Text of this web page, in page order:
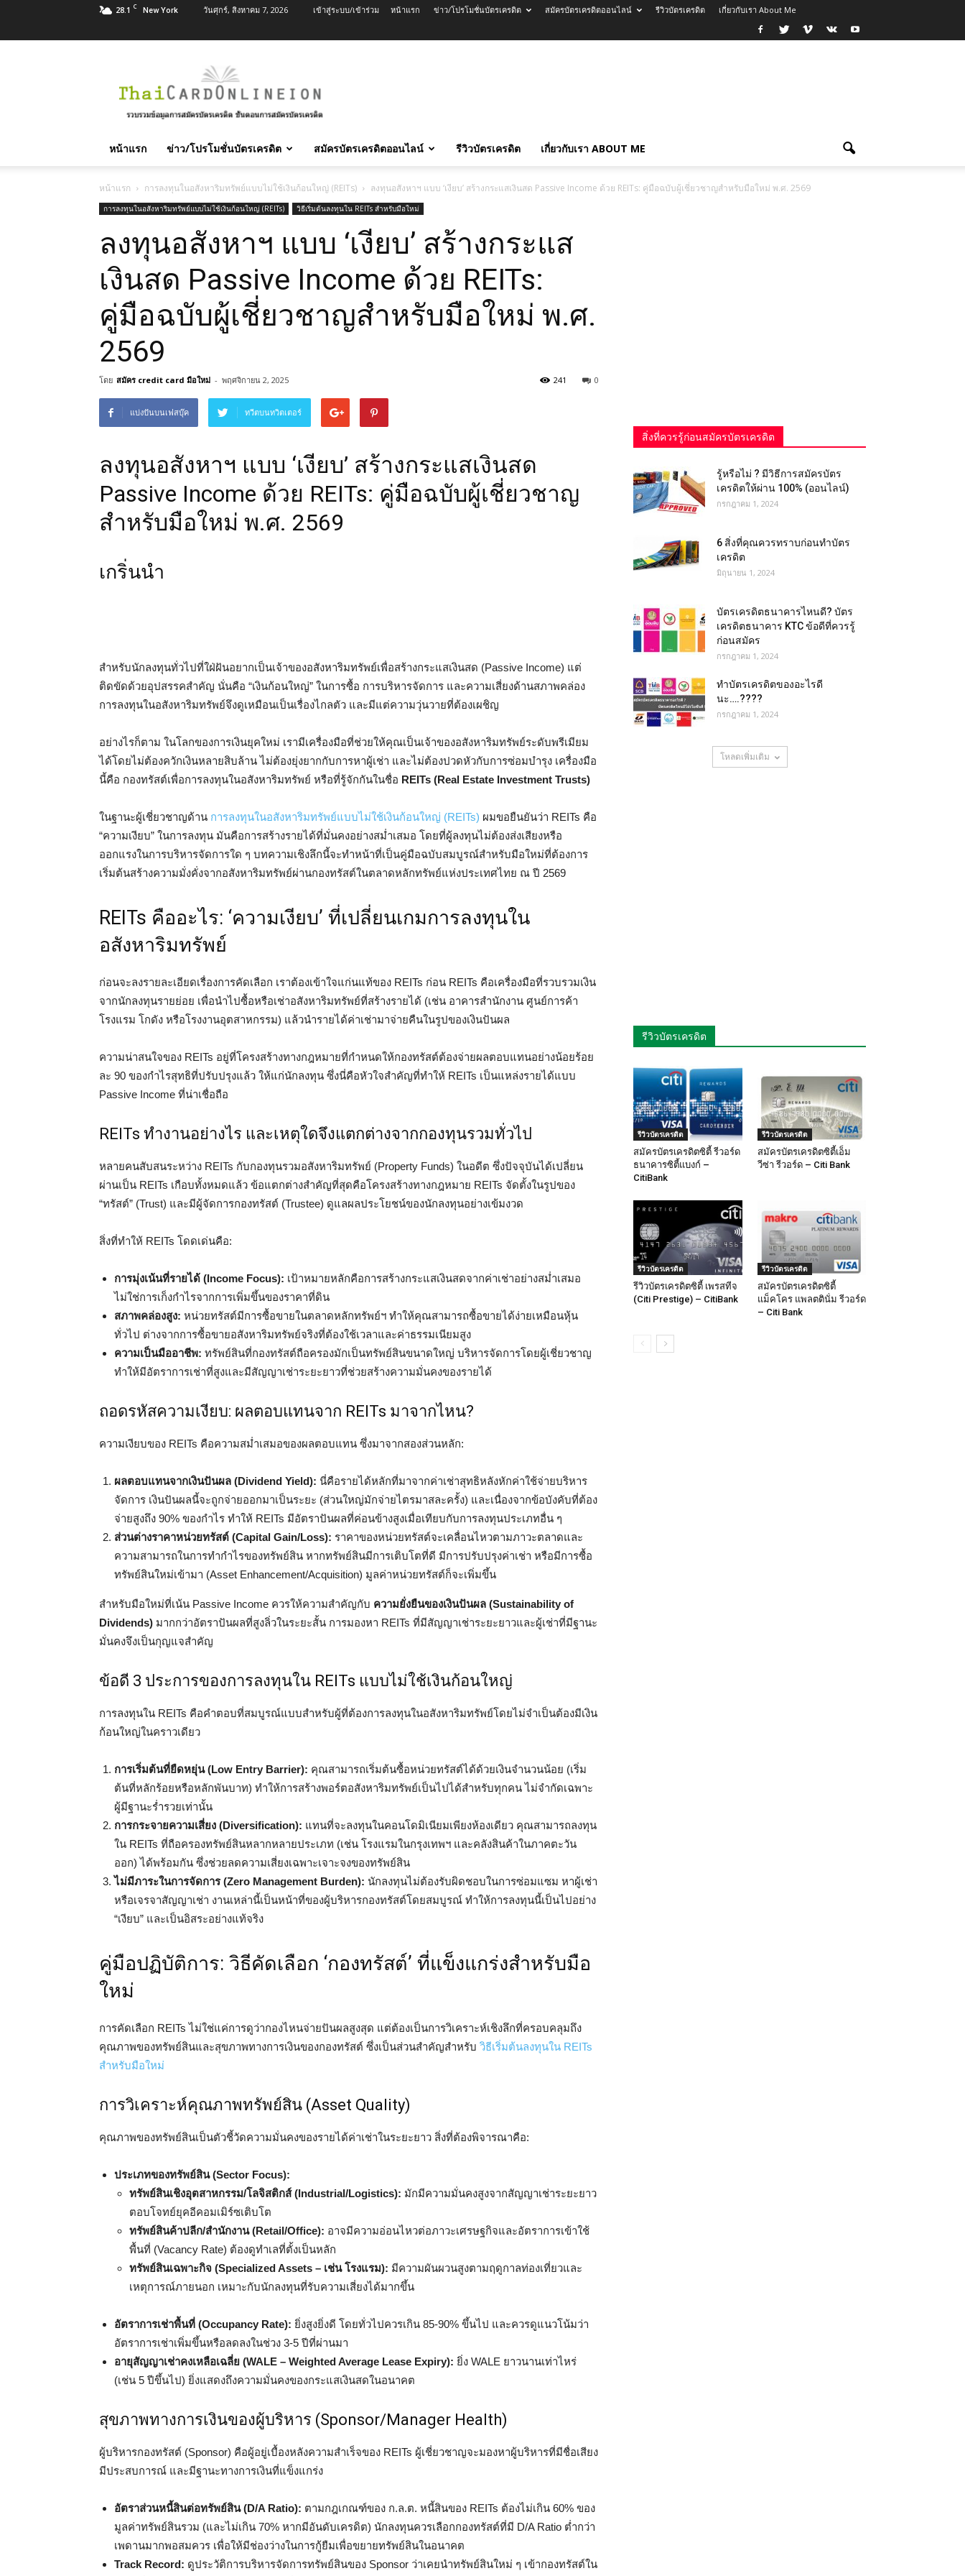
28.1 C New York วันศุกร์, สิงหาคม 7, 2026 เข้าสู่ระบบ/เข้าร่วม หน้าแรก ข่าว/โปรโมชั่นบัตรเครดิต สมัครบัตรเครดิตออนไลน์ รีวิวบัตรเครดิต เกี่ยวกับเรา About Me
เครดิต
บัตร
เงินสด
เชื่อ
บุคคล
ทุก
อนุมัติ
เร็ว
บริการ
ฟรี
หน้าแรก ข่าว/โปรโมชั่นบัตรเครดิต สมัครบัตรเครดิตออนไลน์ รีวิวบัตรเครดิต เกี่ยวกับเรา ABOUT ME
หน้าแรก การลงทุนในอสังหาริมทรัพย์แบบไม่ใช้เงินก้อนใหญ่ (REITs) ลงทุนอสังหาฯ แบบ ‘เงียบ’ สร้างกระแสเงินสด Passive Income ด้วย REITs: คู่มือฉบับผู้เชี่ยวชาญสำหรับมือใหม่ พ.ศ. 2569
การลงทุนในอสังหาริมทรัพย์แบบไม่ใช้เงินก้อนใหญ่ (REITs) วิธีเริ่มต้นลงทุนใน REITs สำหรับมือใหม่
ลงทุนอสังหาฯ แบบ ‘เงียบ’ สร้างกระแส
เงินสด Passive Income ด้วย REITs:
คู่มือฉบับผู้เชี่ยวชาญสำหรับมือใหม่ พ.ศ.
2569
โดย สมัคร credit card มือใหม่ - พฤศจิกายน 2, 2025 0
241
แบ่งปันบนเฟสบุ๊ค ทวีตบนทวิตเตอร์
ลงทุนอสังหาฯ แบบ ‘เงียบ’ สร้างกระแสเงินสด
Passive Income ด้วย REITs: คู่มือฉบับผู้เชี่ยวชาญ
สำหรับมือใหม่ พ.ศ. 2569
เกริ่นนำ
สำหรับนักลงทุนทั่วไปที่ใฝ่ฝันอยากเป็นเจ้าของอสังหาริมทรัพย์เพื่อสร้างกระแสเงินสด (Passive Income) แต่
ติดขัดด้วยอุปสรรคสำคัญ นั่นคือ “เงินก้อนใหญ่” ในการซื้อ การบริหารจัดการ และความเสี่ยงด้านสภาพคล่อง
การลงทุนในอสังหาริมทรัพย์จึงดูเหมือนเป็นเรื่องไกลตัว และมีแต่ความวุ่นวายที่ต้องเผชิญ
อย่างไรก็ตาม ในโลกของการเงินยุคใหม่ เรามีเครื่องมือที่ช่วยให้คุณเป็นเจ้าของอสังหาริมทรัพย์ระดับพรีเมียม
ได้โดยไม่ต้องควักเงินหลายสิบล้าน ไม่ต้องยุ่งยากกับการหาผู้เช่า และไม่ต้องปวดหัวกับการซ่อมบำรุง เครื่องมือ
นี้คือ กองทรัสต์เพื่อการลงทุนในอสังหาริมทรัพย์ หรือที่รู้จักกันในชื่อ REITs (Real Estate Investment Trusts)
ในฐานะผู้เชี่ยวชาญด้าน การลงทุนในอสังหาริมทรัพย์แบบไม่ใช้เงินก้อนใหญ่ (REITs) ผมขอยืนยันว่า REITs คือ
“ความเงียบ” ในการลงทุน มันคือการสร้างรายได้ที่มั่นคงอย่างสม่ำเสมอ โดยที่ผู้ลงทุนไม่ต้องส่งเสียงหรือ
ออกแรงในการบริหารจัดการใด ๆ บทความเชิงลึกนี้จะทำหน้าที่เป็นคู่มือฉบับสมบูรณ์สำหรับมือใหม่ที่ต้องการ
เริ่มต้นสร้างความมั่งคั่งจากอสังหาริมทรัพย์ผ่านกองทรัสต์ในตลาดหลักทรัพย์แห่งประเทศไทย ณ ปี 2569
REITs คืออะไร: ‘ความเงียบ’ ที่เปลี่ยนเกมการลงทุนใน
อสังหาริมทรัพย์
ก่อนจะลงรายละเอียดเรื่องการคัดเลือก เราต้องเข้าใจแก่นแท้ของ REITs ก่อน REITs คือเครื่องมือที่รวบรวมเงิน
จากนักลงทุนรายย่อย เพื่อนำไปซื้อหรือเช่าอสังหาริมทรัพย์ที่สร้างรายได้ (เช่น อาคารสำนักงาน ศูนย์การค้า
โรงแรม โกดัง หรือโรงงานอุตสาหกรรม) แล้วนำรายได้ค่าเช่ามาจ่ายคืนในรูปของเงินปันผล
ความน่าสนใจของ REITs อยู่ที่โครงสร้างทางกฎหมายที่กำหนดให้กองทรัสต์ต้องจ่ายผลตอบแทนอย่างน้อยร้อย
ละ 90 ของกำไรสุทธิที่ปรับปรุงแล้ว ให้แก่นักลงทุน ซึ่งนี่คือหัวใจสำคัญที่ทำให้ REITs เป็นแหล่งรายได้แบบ
Passive Income ที่น่าเชื่อถือ
REITs ทำงานอย่างไร และเหตุใดจึงแตกต่างจากกองทุนรวมทั่วไป
หลายคนสับสนระหว่าง REITs กับกองทุนรวมอสังหาริมทรัพย์ (Property Funds) ในอดีต ซึ่งปัจจุบันได้เปลี่ยน
ผ่านเป็น REITs เกือบทั้งหมดแล้ว ข้อแตกต่างสำคัญที่สุดคือโครงสร้างทางกฎหมาย REITs จัดตั้งในรูปของ
“ทรัสต์” (Trust) และมีผู้จัดการกองทรัสต์ (Trustee) ดูแลผลประโยชน์ของนักลงทุนอย่างเข้มงวด
สิ่งที่ทำให้ REITs โดดเด่นคือ:
การมุ่งเน้นที่รายได้ (Income Focus): เป้าหมายหลักคือการสร้างกระแสเงินสดจากค่าเช่าอย่างสม่ำเสมอ
ไม่ใช่การเก็งกำไรจากการเพิ่มขึ้นของราคาที่ดิน
สภาพคล่องสูง: หน่วยทรัสต์มีการซื้อขายในตลาดหลักทรัพย์ฯ ทำให้คุณสามารถซื้อขายได้ง่ายเหมือนหุ้น
ทั่วไป ต่างจากการซื้อขายอสังหาริมทรัพย์จริงที่ต้องใช้เวลาและค่าธรรมเนียมสูง
ความเป็นมืออาชีพ: ทรัพย์สินที่กองทรัสต์ถือครองมักเป็นทรัพย์สินขนาดใหญ่ บริหารจัดการโดยผู้เชี่ยวชาญ
ทำให้มีอัตราการเช่าที่สูงและมีสัญญาเช่าระยะยาวที่ช่วยสร้างความมั่นคงของรายได้
ถอดรหัสความเงียบ: ผลตอบแทนจาก REITs มาจากไหน?
ความเงียบของ REITs คือความสม่ำเสมอของผลตอบแทน ซึ่งมาจากสองส่วนหลัก:
ผลตอบแทนจากเงินปันผล (Dividend Yield): นี่คือรายได้หลักที่มาจากค่าเช่าสุทธิหลังหักค่าใช้จ่ายบริหาร
จัดการ เงินปันผลนี้จะถูกจ่ายออกมาเป็นระยะ (ส่วนใหญ่มักจ่ายไตรมาสละครั้ง) และเนื่องจากข้อบังคับที่ต้อง
จ่ายสูงถึง 90% ของกำไร ทำให้ REITs มีอัตราปันผลที่ค่อนข้างสูงเมื่อเทียบกับการลงทุนประเภทอื่น ๆ
ส่วนต่างราคาหน่วยทรัสต์ (Capital Gain/Loss): ราคาของหน่วยทรัสต์จะเคลื่อนไหวตามภาวะตลาดและ
ความสามารถในการทำกำไรของทรัพย์สิน หากทรัพย์สินมีการเติบโตที่ดี มีการปรับปรุงค่าเช่า หรือมีการซื้อ
ทรัพย์สินใหม่เข้ามา (Asset Enhancement/Acquisition) มูลค่าหน่วยทรัสต์ก็จะเพิ่มขึ้น
สำหรับมือใหม่ที่เน้น Passive Income ควรให้ความสำคัญกับ ความยั่งยืนของเงินปันผล (Sustainability of
Dividends) มากกว่าอัตราปันผลที่สูงลิ่วในระยะสั้น การมองหา REITs ที่มีสัญญาเช่าระยะยาวและผู้เช่าที่มีฐานะ
มั่นคงจึงเป็นกุญแจสำคัญ
ข้อดี 3 ประการของการลงทุนใน REITs แบบไม่ใช้เงินก้อนใหญ่
การลงทุนใน REITs คือคำตอบที่สมบูรณ์แบบสำหรับผู้ที่ต้องการลงทุนในอสังหาริมทรัพย์โดยไม่จำเป็นต้องมีเงิน
ก้อนใหญ่ในคราวเดียว
การเริ่มต้นที่ยืดหยุ่น (Low Entry Barrier): คุณสามารถเริ่มต้นซื้อหน่วยทรัสต์ได้ด้วยเงินจำนวนน้อย (เริ่ม
ต้นที่หลักร้อยหรือหลักพันบาท) ทำให้การสร้างพอร์ตอสังหาริมทรัพย์เป็นไปได้สำหรับทุกคน ไม่จำกัดเฉพาะ
ผู้มีฐานะร่ำรวยเท่านั้น
การกระจายความเสี่ยง (Diversification): แทนที่จะลงทุนในคอนโดมิเนียมเพียงห้องเดียว คุณสามารถลงทุน
ใน REITs ที่ถือครองทรัพย์สินหลากหลายประเภท (เช่น โรงแรมในกรุงเทพฯ และคลังสินค้าในภาคตะวัน
ออก) ได้พร้อมกัน ซึ่งช่วยลดความเสี่ยงเฉพาะเจาะจงของทรัพย์สิน
ไม่มีภาระในการจัดการ (Zero Management Burden): นักลงทุนไม่ต้องรับผิดชอบในการซ่อมแซม หาผู้เช่า
หรือเจรจาสัญญาเช่า งานเหล่านี้เป็นหน้าที่ของผู้บริหารกองทรัสต์โดยสมบูรณ์ ทำให้การลงทุนนี้เป็นไปอย่าง
“เงียบ” และเป็นอิสระอย่างแท้จริง
คู่มือปฏิบัติการ: วิธีคัดเลือก ‘กองทรัสต์’ ที่แข็งแกร่งสำหรับมือ
ใหม่
การคัดเลือก REITs ไม่ใช่แค่การดูว่ากองไหนจ่ายปันผลสูงสุด แต่ต้องเป็นการวิเคราะห์เชิงลึกที่ครอบคลุมถึง
คุณภาพของทรัพย์สินและสุขภาพทางการเงินของกองทรัสต์ ซึ่งเป็นส่วนสำคัญสำหรับ วิธีเริ่มต้นลงทุนใน REITs
สำหรับมือใหม่
การวิเคราะห์คุณภาพทรัพย์สิน (Asset Quality)
คุณภาพของทรัพย์สินเป็นตัวชี้วัดความมั่นคงของรายได้ค่าเช่าในระยะยาว สิ่งที่ต้องพิจารณาคือ:
ประเภทของทรัพย์สิน (Sector Focus):
ทรัพย์สินเชิงอุตสาหกรรม/โลจิสติกส์ (Industrial/Logistics): มักมีความมั่นคงสูงจากสัญญาเช่าระยะยาว
ตอบโจทย์ยุคอีคอมเมิร์ซเติบโต
ทรัพย์สินค้าปลีก/สำนักงาน (Retail/Office): อาจมีความอ่อนไหวต่อภาวะเศรษฐกิจและอัตราการเข้าใช้
พื้นที่ (Vacancy Rate) ต้องดูทำเลที่ตั้งเป็นหลัก
ทรัพย์สินเฉพาะกิจ (Specialized Assets – เช่น โรงแรม): มีความผันผวนสูงตามฤดูกาลท่องเที่ยวและ
เหตุการณ์ภายนอก เหมาะกับนักลงทุนที่รับความเสี่ยงได้มากขึ้น
อัตราการเช่าพื้นที่ (Occupancy Rate): ยิ่งสูงยิ่งดี โดยทั่วไปควรเกิน 85-90% ขึ้นไป และควรดูแนวโน้มว่า
อัตราการเช่าเพิ่มขึ้นหรือลดลงในช่วง 3-5 ปีที่ผ่านมา
อายุสัญญาเช่าคงเหลือเฉลี่ย (WALE – Weighted Average Lease Expiry): ยิ่ง WALE ยาวนานเท่าไหร่
(เช่น 5 ปีขึ้นไป) ยิ่งแสดงถึงความมั่นคงของกระแสเงินสดในอนาคต
สุขภาพทางการเงินของผู้บริหาร (Sponsor/Manager Health)
ผู้บริหารกองทรัสต์ (Sponsor) คือผู้อยู่เบื้องหลังความสำเร็จของ REITs ผู้เชี่ยวชาญจะมองหาผู้บริหารที่มีชื่อเสียง
มีประสบการณ์ และมีฐานะทางการเงินที่แข็งแกร่ง
อัตราส่วนหนี้สินต่อทรัพย์สิน (D/A Ratio): ตามกฎเกณฑ์ของ ก.ล.ต. หนี้สินของ REITs ต้องไม่เกิน 60% ของ
มูลค่าทรัพย์สินรวม (และไม่เกิน 70% หากมีอันดับเครดิต) นักลงทุนควรเลือกกองทรัสต์ที่มี D/A Ratio ต่ำกว่า
เพดานมากพอสมควร เพื่อให้มีช่องว่างในการกู้ยืมเพื่อขยายทรัพย์สินในอนาคต
Track Record: ดูประวัติการบริหารจัดการทรัพย์สินของ Sponsor ว่าเคยนำทรัพย์สินใหม่ ๆ เข้ากองทรัสต์ใน
สิ่งที่ควรรู้ก่อนสมัครบัตรเครดิต
รู้หรือไม่ ? มีวิธีการสมัครบัตร
เครดิตให้ผ่าน 100% (ออนไลน์)
กรกฎาคม 1, 2024
6 สิ่งที่คุณควรทราบก่อนทำบัตร
เครดิต
มิถุนายน 1, 2024
บัตรเครดิตธนาคารไหนดี? บัตร
เครดิตธนาคาร KTC ข้อดีที่ควรรู้
ก่อนสมัคร
กรกฎาคม 1, 2024
ทําบัตรเครดิตของอะไรดี
นะ….????
กรกฎาคม 1, 2024
โหลดเพิ่มเติม
รีวิวบัตรเครดิต
รีวิวบัตรเครดิต
สมัครบัตรเครดิตซิตี้ รีวอร์ด
ธนาคารซิตี้แบงก์ –
CitiBank
รีวิวบัตรเครดิต
สมัครบัตรเครดิตซิตี้เอ็ม
วีซ่า รีวอร์ด – Citi Bank
รีวิวบัตรเครดิต
รีวิวบัตรเครดิตซิตี้ เพรสทีจ
(Citi Prestige) – CitiBank
รีวิวบัตรเครดิต
สมัครบัตรเครดิตซิตี้
แม็คโคร แพลตตินั่ม รีวอร์ด
– Citi Bank